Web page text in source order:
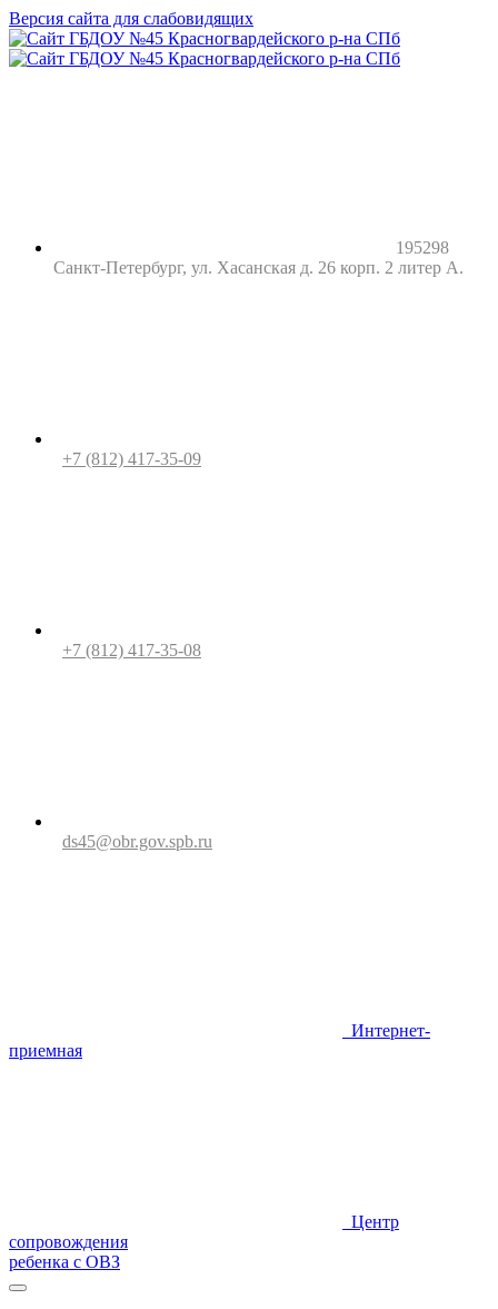
Версия сайта для слабовидящих
195298
Санкт-Петербург, ул. Хасанская д. 26 корп. 2 литер А.
+7 (812) 417-35-09
+7 (812) 417-35-08
ds45@obr.gov.spb.ru
Интернет-
приемная
Центр
сопровождения
ребенка с ОВЗ